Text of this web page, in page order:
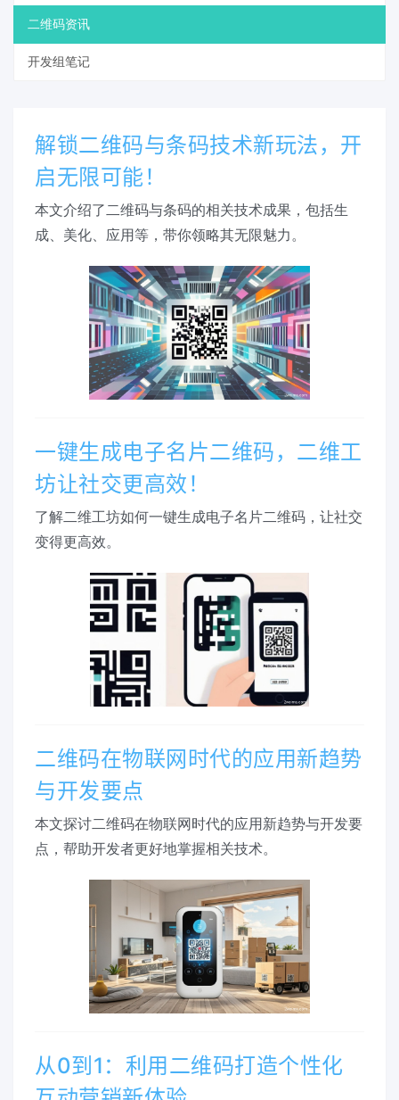
二维码资讯
开发组笔记
解锁二维码与条码技术新玩法，开
启无限可能！
本文介绍了二维码与条码的相关技术成果，包括生
成、美化、应用等，带你领略其无限魅力。
一键生成电子名片二维码，二维工
坊让社交更高效！
了解二维工坊如何一键生成电子名片二维码，让社交
变得更高效。
二维码在物联网时代的应用新趋势
与开发要点
本文探讨二维码在物联网时代的应用新趋势与开发要
点，帮助开发者更好地掌握相关技术。
从0到1：利用二维码打造个性化